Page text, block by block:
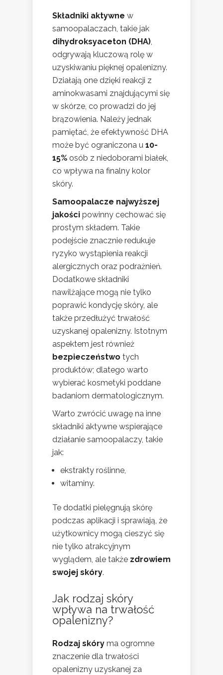
Składniki aktywne w
samoopalaczach, takie jak
dihydroksyaceton (DHA),
odgrywają kluczową rolę w
uzyskiwaniu pięknej opalenizny.
Działają one dzięki reakcji z
aminokwasami znajdującymi się
w skórze, co prowadzi do jej
brązowienia. Należy jednak
pamiętać, że efektywność DHA
może być ograniczona u 10-
15% osób z niedoborami białek,
co wpływa na finalny kolor
skóry.
Samoopalacze najwyższej
jakości powinny cechować się
prostym składem. Takie
podejście znacznie redukuje
ryzyko wystąpienia reakcji
alergicznych oraz podrażnień.
Dodatkowe składniki
nawilżające mogą nie tylko
poprawić kondycję skóry, ale
także przedłużyć trwałość
uzyskanej opalenizny. Istotnym
aspektem jest również
bezpieczeństwo tych
produktów; dlatego warto
wybierać kosmetyki poddane
badaniom dermatologicznym.
Warto zwrócić uwagę na inne
składniki aktywne wspierające
działanie samoopalaczy, takie
jak:
ekstrakty roślinne,
witaminy.
Te dodatki pielęgnują skórę
podczas aplikacji i sprawiają, że
użytkownicy mogą cieszyć się
nie tylko atrakcyjnym
wyglądem, ale także zdrowiem
swojej skóry.
Jak rodzaj skóry
wpływa na trwałość
opalenizny?
Rodzaj skóry ma ogromne
znaczenie dla trwałości
opalenizny uzyskanej za